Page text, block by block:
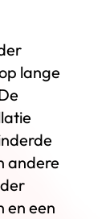
lange
andere
en een